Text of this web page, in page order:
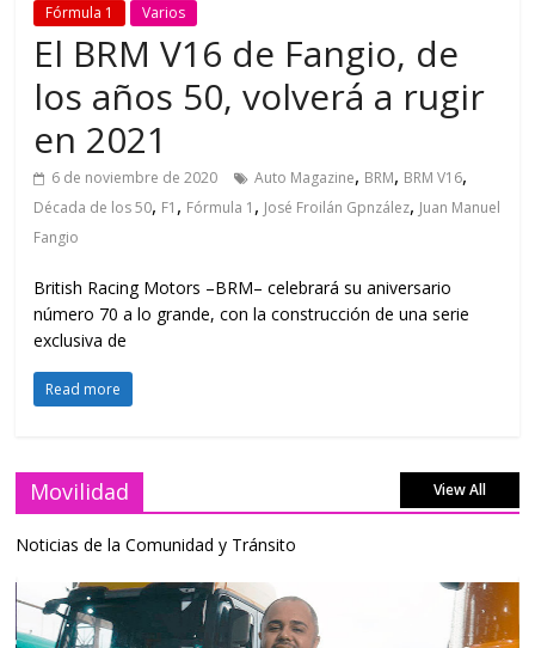
Fórmula 1 Varios
El BRM V16 de Fangio, de
los años 50, volverá a rugir
en 2021
6 de noviembre de 2020 Auto Magazine, BRM, BRM V16,
Década de los 50, F1 , Fórmula 1 , José Froilán Gpnzález, Juan Manuel
Fangio
British Racing Motors –BRM– celebrará su aniversario
número 70 a lo grande, con la construcción de una serie
exclusiva de
Read more
Movilidad View All
Noticias de la Comunidad y Tránsito